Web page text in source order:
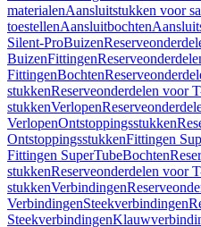
materialenAansluitstukken voor
toestellenAansluitbochten
Silent-ProBuizen
BuizenFittingen
FittingenBochten
stukkenReserveonderdelen voor
stukkenVerlopen
VerlopenOntstoppingsstukken
OntstoppingsstukkenFittingen
Fittingen SuperTubeBochten
stukkenReserveonderdelen voor
stukkenVerbindingen
VerbindingenSteekverbindingen
Steekverbindingen